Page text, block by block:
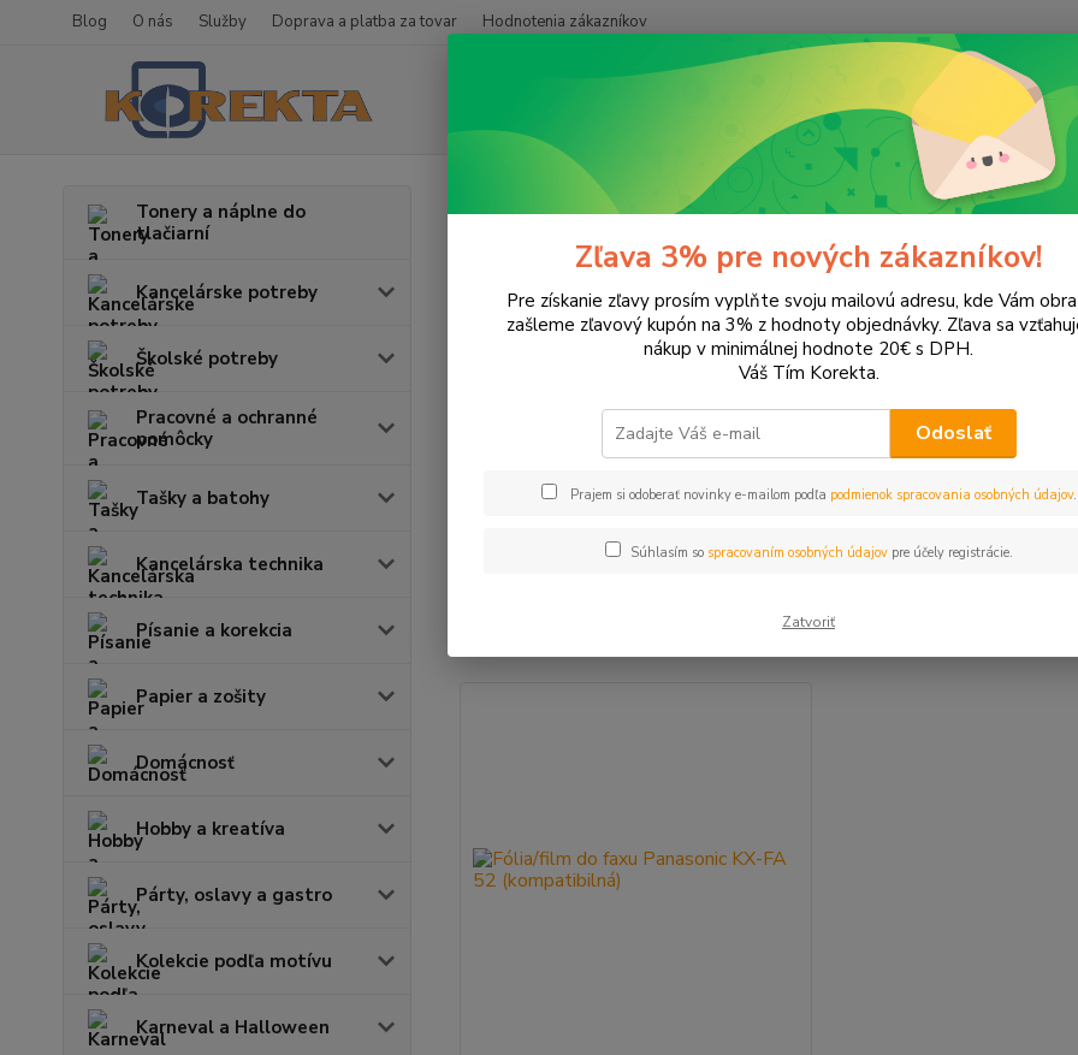
Blog O nás Služby Doprava a platba za tovar Hodnotenia zákazníkov
Tonery a náplne do
tlačiarní
Kancelárske potreby
Školské potreby
Pracovné a ochranné
pomôcky
Tašky a batohy
Kancelárska technika
Písanie a korekcia
Papier a zošity
Domácnosť
Hobby a kreatíva
Párty, oslavy a gastro
Kolekcie podľa motívu
Karneval a Halloween
Tonery a náplne do tlačiarní Panasonic KX-FG2658
KX-FG2658
Upresniť parametre
EUR Od
Zľava 3% pre nových zákazníkov!
Pre získanie zľavy prosím vyplňte svoju mailovú adresu, kde Vám
zašleme zľavový kupón na 3% z hodnoty objednávky. Zľava sa
nákup v minimálnej hodnote 20€ s DPH.
Váš Tím Korekta.
Odoslať
Prajem si odoberať novinky e-mailom podľa podmienok spracovania osobných údajov.
Súhlasím so spracovaním osobných údajovpre účely registrácie.
Zatvoriť